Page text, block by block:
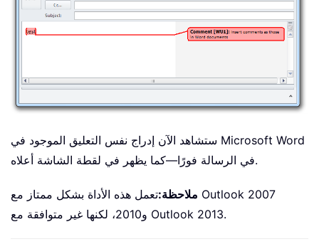
ستشاهد الآن إدراج نفس التعليق الموجود في Microsoft Word
في الرسالة فورًا—كما يظهر في لقطة الشاشة أعلاه.
ملاحظة:تعمل هذه الأداة بشكل ممتاز مع Outlook 2007
و2010، لكنها غير متوافقة مع Outlook 2013.